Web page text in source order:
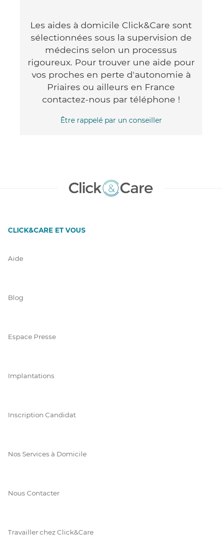
Les aides à domicile Click&Care sont
sélectionnées sous la supervision de
médecins selon un processus
rigoureux. Pour trouver une aide pour
vos proches en perte d'autonomie à
Priaires ou ailleurs en France
contactez-nous par téléphone !
Être rappelé par un conseiller
CLICK&CARE ET VOUS
Aide
Blog
Espace Presse
Implantations
Inscription Candidat
Nos Services à Domicile
Nous Contacter
Travailler chez Click&Care